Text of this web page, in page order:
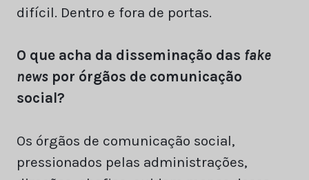
difícil. Dentro e fora de portas.
O que acha da disseminação das fake
news por órgãos de comunicação
social?
Os órgãos de comunicação social,
pressionados pelas administrações,